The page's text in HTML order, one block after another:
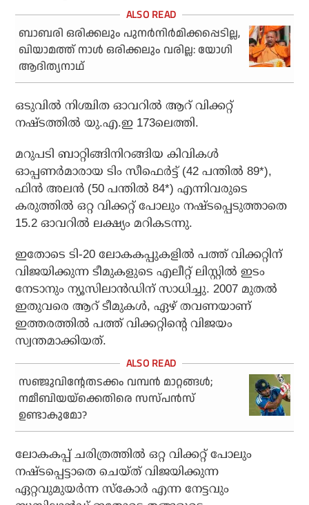
ബാബരി ഒരിക്കലും പുനര്‍നിര്‍മിക്കപ്പെടില്ല,
ഖിയാമത്ത് നാള്‍ ഒരിക്കലും വരില്ല: യോഗി
ആദിത്യനാഥ്
ഒടുവില്‍ നിശ്ചിത ഓവറില്‍ ആറ് വിക്കറ്റ്
നഷ്ടത്തില്‍ യു.എ.ഇ 173ലെത്തി.
മറുപടി ബാറ്റിങ്ങിനിറങ്ങിയ കിവികള്‍
ഓപ്പണര്‍മാരായ ടിം സീഫെര്‍ട്ട് (42 പന്തില്‍ 89*),
ഫിന്‍ അലന്‍ (50 പന്തില്‍ 84*) എന്നിവരുടെ
കരുത്തില്‍ ഒറ്റ വിക്കറ്റ് പോലും നഷ്ടപ്പെടുത്താതെ
15.2 ഓവറില്‍ ലക്ഷ്യം മറികടന്നു.
ഇതോടെ ടി-20 ലോകകപ്പുകളില്‍ പത്ത് വിക്കറ്റിന്
വിജയിക്കുന്ന ടീമുകളുടെ എലീറ്റ് ലിസ്റ്റില്‍ ഇടം
നേടാനും ന്യൂസിലാന്‍ഡിന് സാധിച്ചു. 2007 മുതല്‍
ഇതുവരെ ആറ് ടീമുകള്‍, ഏഴ് തവണയാണ്
ഇത്തരത്തില്‍ പത്ത് വിക്കറ്റിന്റെ വിജയം
സ്വന്തമാക്കിയത്.
സഞ്ജുവിന്റേതടക്കം വമ്പന്‍ മാറ്റങ്ങള്‍;
നമീബിയയ്‌ക്കെതിരെ സസ്പന്‍സ്
ഉണ്ടാകുമോ?
ലോകകപ്പ് ചരിത്രത്തില്‍ ഒറ്റ വിക്കറ്റ് പോലും
നഷ്ടപ്പെട്ടാതെ ചെയ്ത് വിജയിക്കുന്ന
ഏറ്റവുമുയര്‍ന്ന സ്‌കോര്‍ എന്ന നേട്ടവും